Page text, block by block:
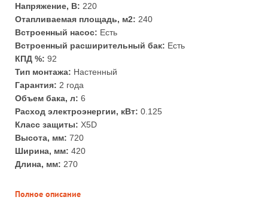
Напряжение, В: 220
Отапливаемая площадь, м2: 240
Встроенный насос: Есть
Встроенный расширительный бак: Есть
КПД %: 92
Тип монтажа: Настенный
Гарантия: 2 года
Объем бака, л: 6
Расход электроэнергии, кВт: 0.125
Класс защиты: X5D
Высота, мм: 720
Ширина, мм: 420
Длина, мм: 270
Полное описание